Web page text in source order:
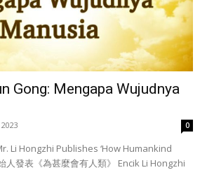
Gong: Mengapa Wujudnya
0
Li Hongzhi Publishes ‘How Humankind
人發表《為甚麼會有人類》 Encik Li Hongzhi